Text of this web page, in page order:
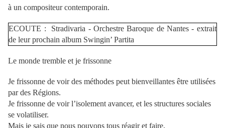
à un compositeur contemporain.
ECOUTE : Stradivaria - Orchestre Baroque de Nantes - extrait
de leur prochain album Swingin’ Partita
Le monde tremble et je frissonne
Je frissonne de voir des méthodes peut bienveillantes être utilisées
par des Régions.
Je frissonne de voir l’isolement avancer, et les structures sociales
se volatiliser.
Mais je sais que nous pouvons tous réagir et faire.